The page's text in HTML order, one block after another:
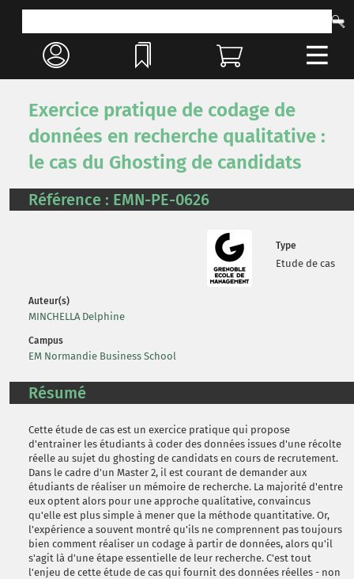
Exercice pratique de codage de
données en recherche qualitative :
le cas du Ghosting de candidats
Référence : EMN-PE-0626
Type
Etude de cas
Auteur(s)
MINCHELLA Delphine
Campus
EM Normandie Business School
Résumé
Cette étude de cas est un exercice pratique qui propose
d'entrainer les étudiants à coder des données issues d'une récolte
réelle au sujet du ghosting de candidats en cours de recrutement.
Dans le cadre d'un Master 2, il est courant de demander aux
étudiants de réaliser un mémoire de recherche. La majorité d'entre
eux optent alors pour une approche qualitative, convaincus
qu'elle est plus simple à mener que la méthode quantitative. Or,
l'expérience a souvent montré qu'ils ne comprennent pas toujours
bien comment réaliser un codage à partir de données, alors qu'il
s'agit là d'une étape essentielle de leur recherche. C'est tout
l'enjeu de cette étude de cas qui fournit des données réelles - non